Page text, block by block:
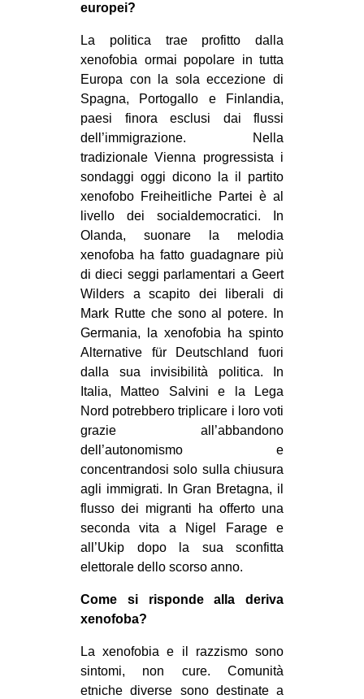
europei?
La politica trae profitto dalla
xenofobia ormai popolare in tutta
Europa con la sola eccezione di
Spagna, Portogallo e Finlandia,
paesi finora esclusi dai flussi
dell’immigrazione. Nella
tradizionale Vienna progressista i
sondaggi oggi dicono la il partito
xenofobo Freiheitliche Partei è al
livello dei socialdemocratici. In
Olanda, suonare la melodia
xenofoba ha fatto guadagnare più
di dieci seggi parlamentari a Geert
Wilders a scapito dei liberali di
Mark Rutte che sono al potere. In
Germania, la xenofobia ha spinto
Alternative für Deutschland fuori
dalla sua invisibilità politica. In
Italia, Matteo Salvini e la Lega
Nord potrebbero triplicare i loro voti
grazie all’abbandono
dell’autonomismo e
concentrandosi solo sulla chiusura
agli immigrati. In Gran Bretagna, il
flusso dei migranti ha offerto una
seconda vita a Nigel Farage e
all’Ukip dopo la sua sconfitta
elettorale dello scorso anno.
Come si risponde alla deriva
xenofoba?
La xenofobia e il razzismo sono
sintomi, non cure. Comunità
etniche diverse sono destinate a